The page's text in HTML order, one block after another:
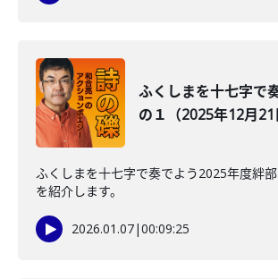
ふくしまを十七字
の１（2025年12月21
ふくしまを十七字で奏でよう2025年度絆
を紹介します。
2026.01.07|00:09:25